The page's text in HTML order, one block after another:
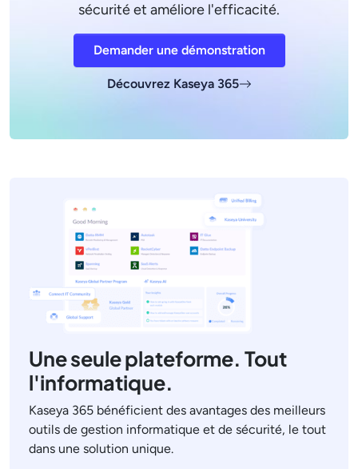
sécurité et améliore l'efficacité.
Demander une démonstration
Découvrez Kaseya 365
Une seule plateforme. Tout
l'informatique.
Kaseya 365 bénéficient des avantages des meilleurs
outils de gestion informatique et de sécurité, le tout
dans une solution unique.